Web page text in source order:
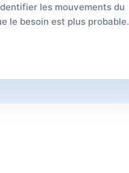
les mouvements du
le besoin est plus probable.